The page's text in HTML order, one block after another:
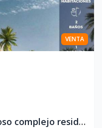
VENTA
Descubre este majestuoso complejo residencial urbano en Punta Cana